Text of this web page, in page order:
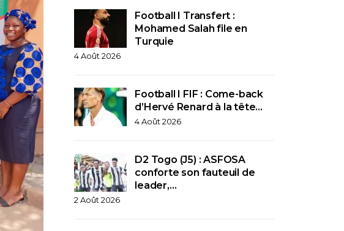
Football I Transfert :
Mohamed Salah file en
Turquie
4 Août 2026
Football I FIF : Come-back
d’Hervé Renard à la tête…
4 Août 2026
D2 Togo (J5) : ASFOSA
conforte son fauteuil de
leader,…
2 Août 2026